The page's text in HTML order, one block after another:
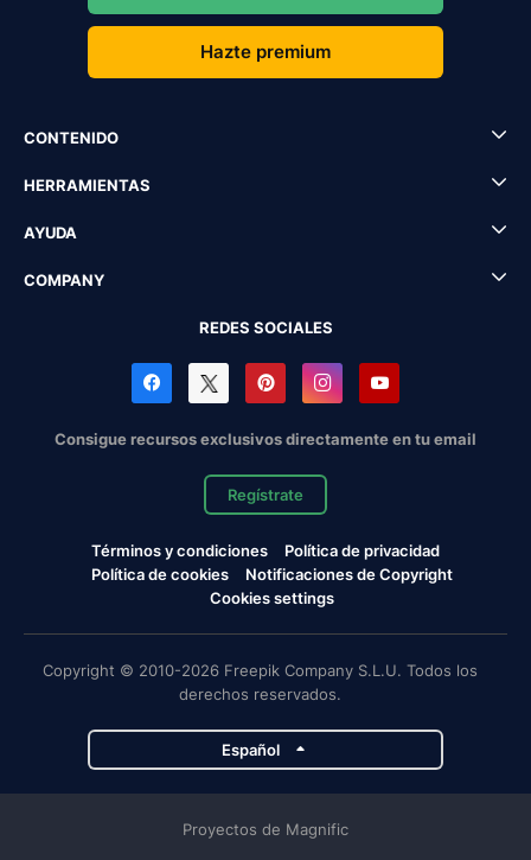
Hazte premium
CONTENIDO
HERRAMIENTAS
AYUDA
COMPANY
REDES SOCIALES
Consigue recursos exclusivos directamente en tu email
Regístrate
Términos y condiciones
Política de privacidad
Política de cookies
Notificaciones de Copyright
Cookies settings
Copyright © 2010-2026 Freepik Company S.L.U. Todos los
derechos reservados.
Español
Proyectos de Magnific